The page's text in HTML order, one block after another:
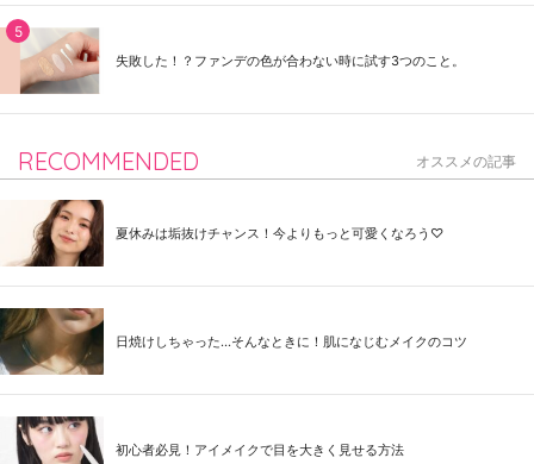
失敗した！？ファンデの色が合わない時に試す3つのこと。
RECOMMENDED オススメの記事
夏休みは垢抜けチャンス！今よりもっと可愛くなろう♡
日焼けしちゃった...そんなときに！肌になじむメイクのコツ
初心者必見！アイメイクで目を大きく見せる方法